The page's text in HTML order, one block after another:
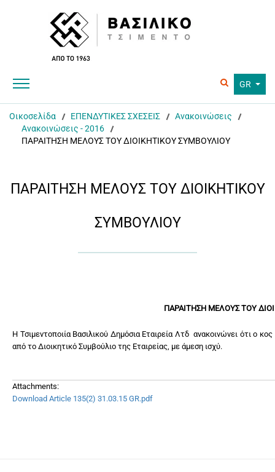
GR
Οικοσελίδα ΕΠΕΝΔΥΤΙΚΕΣ ΣΧΕΣΕΙΣ
Ανακοινώσεις
Ανακοινώσεις - 2016
ΠΑΡΑΙΤΗΣΗ ΜΕΛΟΥΣ ΤΟΥ ΔΙΟΙΚΗΤΙΚΟΥ ΣΥΜΒΟΥΛΙΟΥ
ΠΑΡΑΙΤΗΣΗ ΜΕΛΟΥΣ ΤΟΥ ΔΙΟΙΚΗΤΙΚΟΥ
ΣΥΜΒΟΥΛΙΟΥ
ΠΑΡΑΙΤΗΣΗ ΜΕΛΟΥΣ ΤΟΥ
Η Τσιμεντοποιία Βασιλικού Δημόσια Εταιρεία Λτδ ανακοινώνει ότι ο
από το Διοικητικό Συμβούλιο της Εταιρείας, με άμεση ισχύ.
Attachments:
Download Article 135(2) 31.03.15 GR.pdf